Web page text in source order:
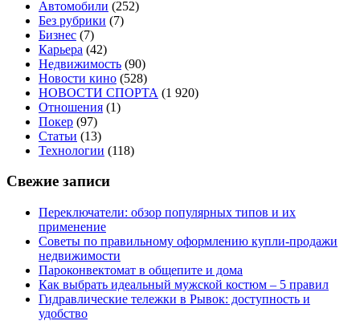
Автомобили (252)
Без рубрики (7)
Бизнес (7)
Карьера (42)
Недвижимость (90)
Новости кино (528)
НОВОСТИ СПОРТА (1 920)
Отношения (1)
Покер (97)
Статьи (13)
Технологии (118)
Свежие записи
Переключатели: обзор популярных типов и их
применение
Советы по правильному оформлению купли-продажи
недвижимости
Пароконвектомат в общепите и дома
Как выбрать идеальный мужской костюм – 5 правил
Гидравлические тележки в Рывок: доступность и
удобство